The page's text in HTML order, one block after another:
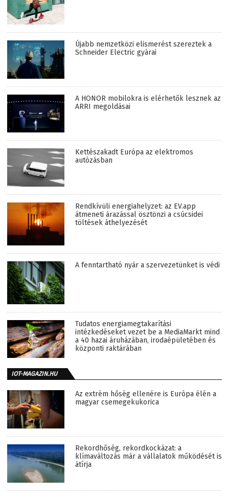
Újabb nemzetközi elismerést szereztek a
Schneider Electric gyárai
A HONOR mobilokra is elérhetők lesznek az
ARRI megoldásai
Kettészakadt Európa az elektromos
autózásban
Rendkívüli energiahelyzet: az EV.app
átmeneti árazással ösztönzi a csúcsidei
töltések áthelyezését
A fenntartható nyár a szervezetünket is védi
Tudatos energiamegtakarítási
intézkedéseket vezet be a MediaMarkt mind
a 40 hazai áruházában, irodaépületében és
központi raktárában
IOT-MAGAZIN.HU
Az extrém hőség ellenére is Európa élén a
magyar csemegekukorica
Rekordhőség, rekordkockázat: a
klímaváltozás már a vállalatok működését is
átírja